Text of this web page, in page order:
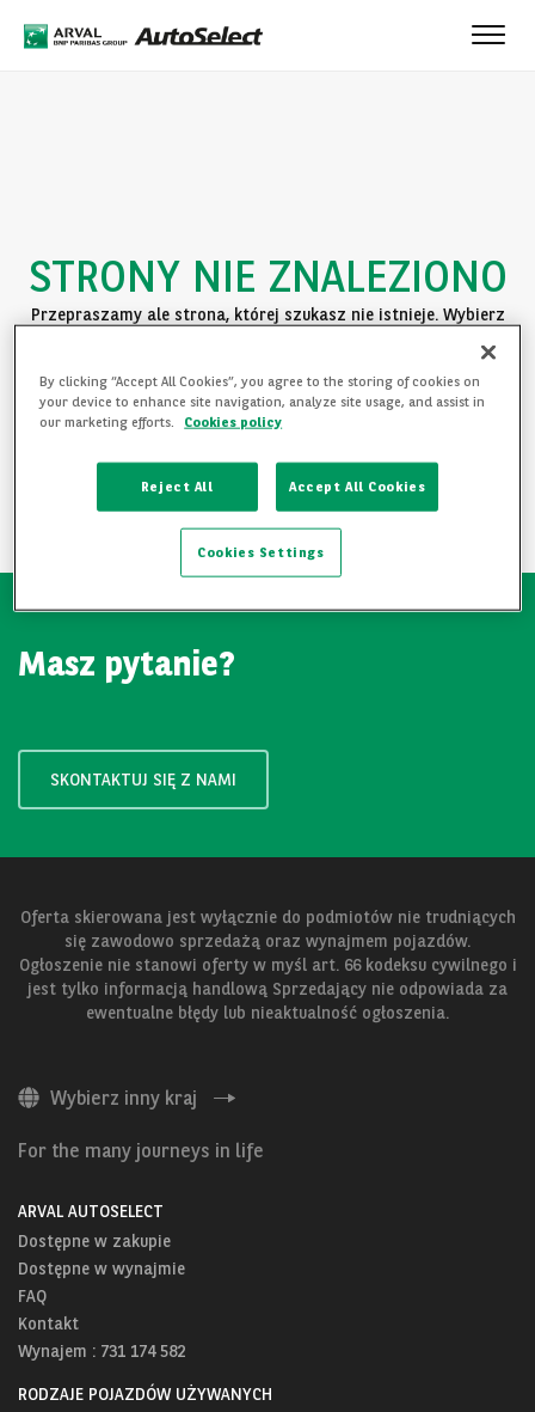
Toggle
STRONY NIE ZNALEZIONO
Przepraszamy ale strona, której szukasz nie istnieje. Wybierz
POWRÓT DO STRONY GŁÓWNEJ
ZAPOZNAJ SIĘ Z OFERTĄ
Masz pytanie?
SKONTAKTUJ SIĘ Z NAMI
Oferta skierowana jest wyłącznie do podmiotów nie trudniących
się zawodowo sprzedażą oraz wynajmem pojazdów.
Ogłoszenie nie stanowi oferty w myśl art. 66 kodeksu cywilnego i
jest tylko informacją handlową Sprzedający nie odpowiada za
ewentualne błędy lub nieaktualność ogłoszenia.
Wybierz inny kraj
For the many journeys in life
ARVAL AUTOSELECT
Dostępne w zakupie
Dostępne w wynajmie
FAQ
Kontakt
Wynajem : 731 174 582
RODZAJE POJAZDÓW UŻYWANYCH
By clicking “Accept All Cookies”, you agree to the storing of cookies on
your device to enhance site navigation, analyze site usage, and assist in
our marketing efforts.
Cookies policy
Reject All Accept All Cookies
Cookies Settings